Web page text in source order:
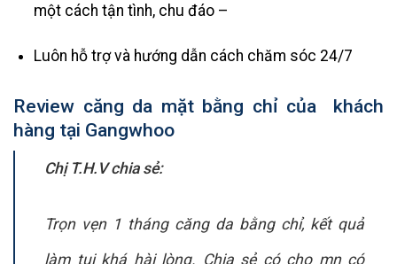
một cách tận tình, chu đáo –
Luôn hỗ trợ và hướng dẫn cách chăm sóc 24/7
Review căng da mặt bằng chỉ của khách
hàng tại Gangwhoo
Chị T.H.V chia sẻ:
Trọn vẹn 1 tháng căng da bằng chỉ, kết quả
làm tui khá hài lòng. Chia sẻ có cho mn có